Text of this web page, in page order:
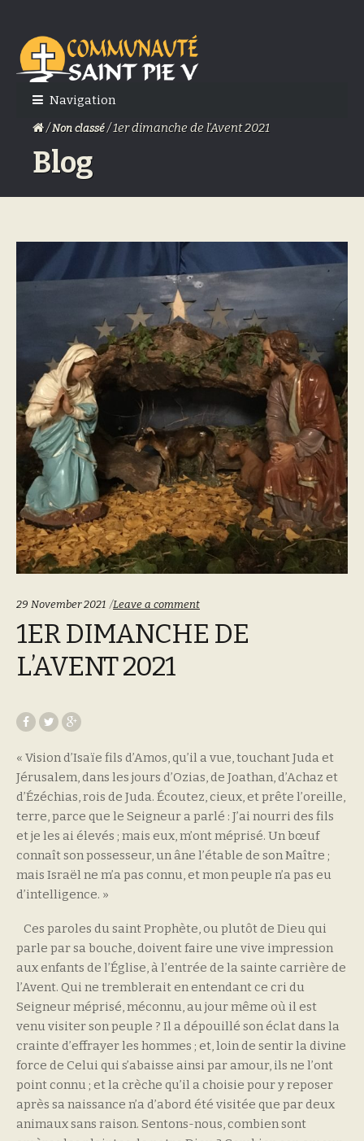
Skip
to
navigation
Skip
to
content
Navigation
/Non classé/ 1er dimanche de l’Avent 2021
Blog
29 November 2021 Leave a comment
1ER DIMANCHE DE
L’AVENT 2021
« Vision d’Isaïe fils d’Amos, qu’il a vue, touchant Juda et
Jérusalem, dans les jours d’Ozias, de Joathan, d’Achaz et
d’Ézéchias, rois de Juda. Écoutez, cieux, et prête l’oreille,
terre, parce que le Seigneur a parlé : J’ai nourri des fils
et je les ai élevés ; mais eux, m’ont méprisé. Un bœuf
connaît son possesseur, un âne l’étable de son Maître ;
mais Israël ne m’a pas connu, et mon peuple n’a pas eu
d’intelligence. »
Ces paroles du saint Prophète, ou plutôt de Dieu qui
parle par sa bouche, doivent faire une vive impression
aux enfants de l’Église, à l’entrée de la sainte carrière de
l’Avent. Qui ne tremblerait en entendant ce cri du
Seigneur méprisé, méconnu, au jour même où il est
venu visiter son peuple ? Il a dépouillé son éclat dans la
crainte d’effrayer les hommes ; et, loin de sentir la divine
force de Celui qui s’abaisse ainsi par amour, ils ne l’ont
point connu ; et la crèche qu’il a choisie pour y reposer
après sa naissance n’a d’abord été visitée que par deux
animaux sans raison. Sentons-nous, combien sont